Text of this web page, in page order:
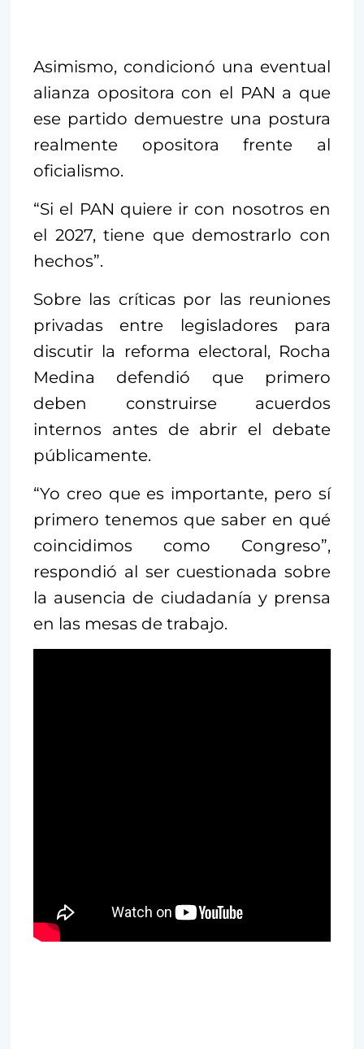
Asimismo, condicionó una eventual
alianza opositora con el PAN a que
ese partido demuestre una postura
realmente opositora frente al
oficialismo.
“Si el PAN quiere ir con nosotros en
el 2027, tiene que demostrarlo con
hechos”.
Sobre las críticas por las reuniones
privadas entre legisladores para
discutir la reforma electoral, Rocha
Medina defendió que primero
deben construirse acuerdos
internos antes de abrir el debate
públicamente.
“Yo creo que es importante, pero sí
primero tenemos que saber en qué
coincidimos como Congreso”,
respondió al ser cuestionada sobre
la ausencia de ciudadanía y prensa
en las mesas de trabajo.